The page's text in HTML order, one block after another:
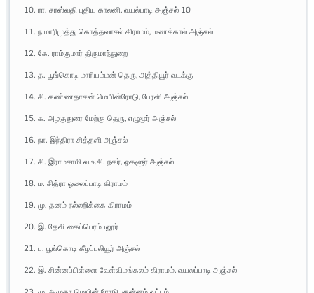
10. ரா. சரஸ்வதி புதிய காலனி, வயல்பாடி அஞ்சல் 10
11. ந.மாரிமுத்து கொத்தவாசல் கிராமம், மணக்கால் அஞ்சல்
12. கே. ராம்குமார் திருமாந்துறை
13. த. பூங்கொடி மாரியம்மன் தெரு, அத்தியூர் வடக்கு
14. சி. கண்ணதாசன் மெயின்ரோடு, பேரளி அஞ்சல்
15. க. அழகுதுரை மேற்கு தெரு, எழுமூர் அஞ்சல்
16. நா. இந்திரா சித்தளி அஞ்சல்
17. சி. இராமசாமி வ.உ.சி. நகர், ஓகளூர் அஞ்சல்
18. ம. சித்ரா ஓலைப்பாடி கிராமம்
19. மு. தனம் நல்லறிக்கை கிராமம்
20. இ. தேவி கைப்பெரம்பலூர்
21. ப. பூங்கொடி கீழப்புலியூர் அஞ்சல்
22. இ. சின்னப்பிள்ளை வேள்விமங்கலம் கிராமம், வயலப்பாடி அஞ்சல்